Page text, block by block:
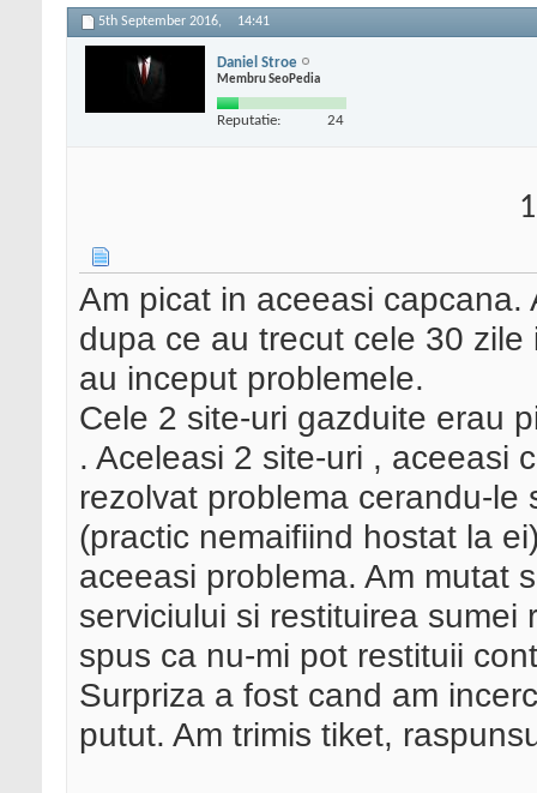
5th September 2016, 14:41
Daniel Stroe
Membru SeoPedia
Reputatie: 24
Am picat in aceeasi
dupa ce au trecut cele 30
au inceput problemele.
Cele 2 site-uri gazduite erau
. Aceleasi 2 site-uri , aceeasi
rezolvat problema cerandu-
(practic nemaifiind hostat la
aceeasi problema. Am mutat
serviciului si restituirea
spus ca nu-mi pot restituii
Surpriza a fost cand am
putut. Am trimis tiket,